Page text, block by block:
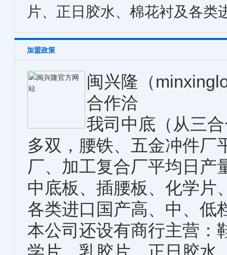
片、正日胶水、棉花衬及各类
加盟政策
闽兴隆（
合作洽
我司中底（从三
多双，腰铁、五金冲件厂
厂、加工复合厂平均日产
中底板、插腰板、化学片
各类进口国产高、中、低
本公司还设有商行主营：